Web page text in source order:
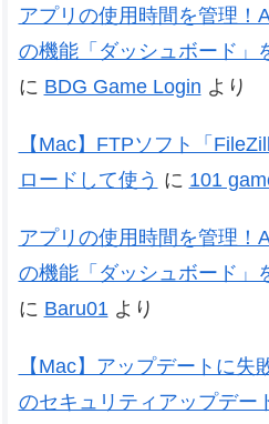
アプリの使用時間を管理！
の機能「ダッシュボード」
に BDG Game Login より
【Mac】FTPソフト「
ロードして使う に 101
アプリの使用時間を管理！
の機能「ダッシュボード」
に Baru01 より
【Mac】アップデートに失
のセキュリティアップデー